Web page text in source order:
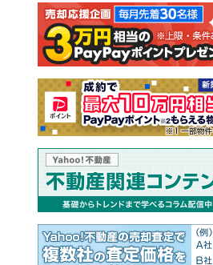
注文住宅 土地
売却査定